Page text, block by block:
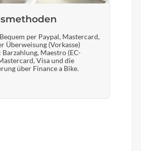
per Paypal, Mastercard,
Überweisung (Vorkasse)
Maestro (EC-
Visa und die
über Finance a Bike.